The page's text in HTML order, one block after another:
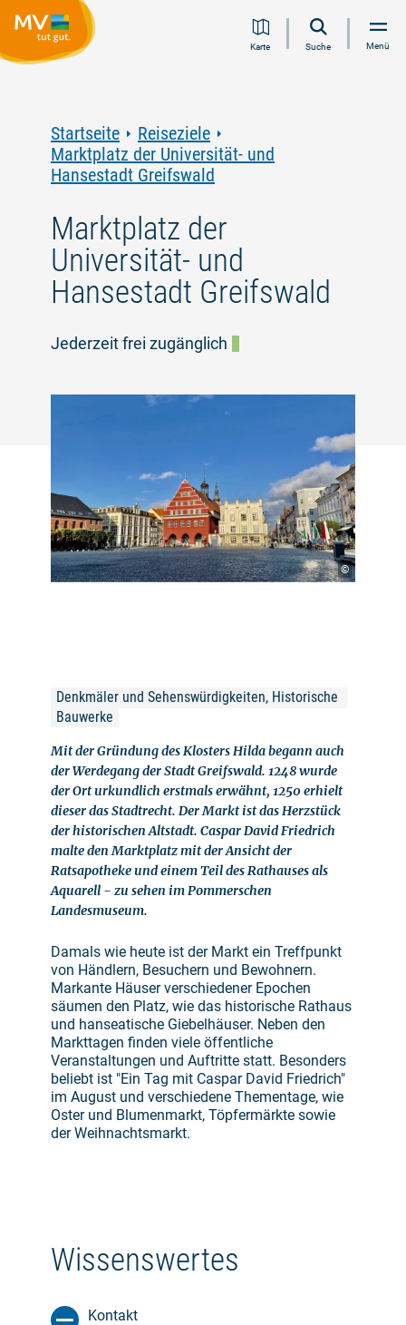
Inhalt
Navigation
Volltextsuche
FooterKarte Suche Menü
Startseite
Reiseziele
Marktplatz der Universität- und
Hansestadt Greifswald
Marktplatz der
Universität- und
Hansestadt Greifswald
Jederzeit frei zugänglich
©
Denkmäler und Sehenswürdigkeiten, Historische
Bauwerke
Mit der Gründung des Klosters Hilda begann auch
der Werdegang der Stadt Greifswald. 1248 wurde
der Ort urkundlich erstmals erwähnt, 1250 erhielt
dieser das Stadtrecht. Der Markt ist das Herzstück
der historischen Altstadt. Caspar David Friedrich
malte den Marktplatz mit der Ansicht der
Ratsapotheke und einem Teil des Rathauses als
Aquarell - zu sehen im Pommerschen
Landesmuseum.
Damals wie heute ist der Markt ein Treffpunkt
von Händlern, Besuchern und Bewohnern.
Markante Häuser verschiedener Epochen
säumen den Platz, wie das historische Rathaus
und hanseatische Giebelhäuser. Neben den
Markttagen finden viele öffentliche
Veranstaltungen und Auftritte statt. Besonders
beliebt ist "Ein Tag mit Caspar David Friedrich"
im August und verschiedene Thementage, wie
Oster und Blumenmarkt, Töpfermärkte sowie
der Weihnachtsmarkt.
Wissenswertes
Kontakt